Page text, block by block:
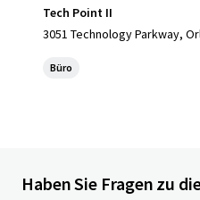
Tech Point II
3051 Technology Parkway,
Büro
Haben Sie Fragen zu